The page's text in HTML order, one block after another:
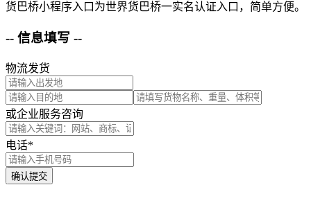
货巴桥小程序入口为世界货巴桥一实名认证入口，简单方便。
-- 信息填写 --
物流发货
或企业服务咨询
电话*
确认提交